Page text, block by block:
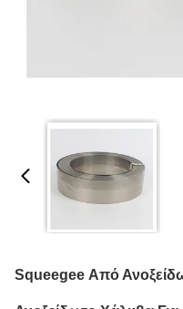
Squeegee Από